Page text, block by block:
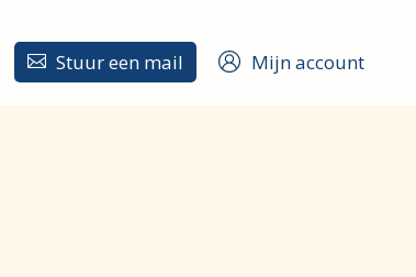
Stuur een mail Mijn account